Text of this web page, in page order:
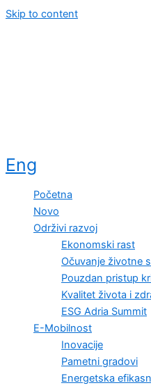
Skip to content
Eng
Početna
Novo
Održivi razvoj
Ekonomski rast
Očuvanje životne
Pouzdan pristup
Kvalitet života i
ESG Adria Summit
E-Mobilnost
Inovacije
Pametni gradovi
Energetska